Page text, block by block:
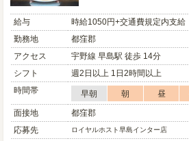
給与
時給1050円+交通費規定内支給
勤務地
都窪郡
アクセス
宇野線 早島駅 徒歩 14分
シフト
週2日以上 1日2時間以上
時間帯
早朝 朝 昼
面接地
都窪郡
応募先
ロイヤルホスト早島インター店